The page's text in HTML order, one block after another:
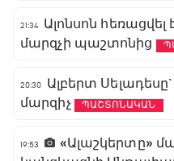
21:34 Ալոնսոն
մարզչի պաշտոնից
20:30
Ալբերտ
մարզիչ
ՊԱՇՏՈՆԱԿԱՆ
19:53
«Ալաշկերտը»